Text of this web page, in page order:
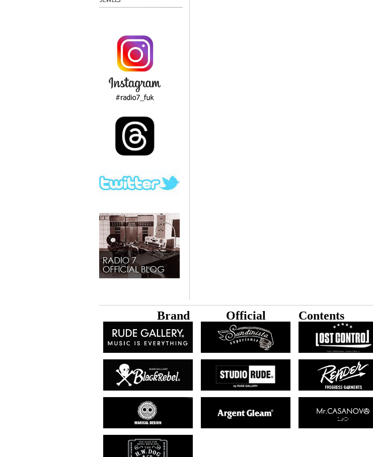
Brand Official Contents